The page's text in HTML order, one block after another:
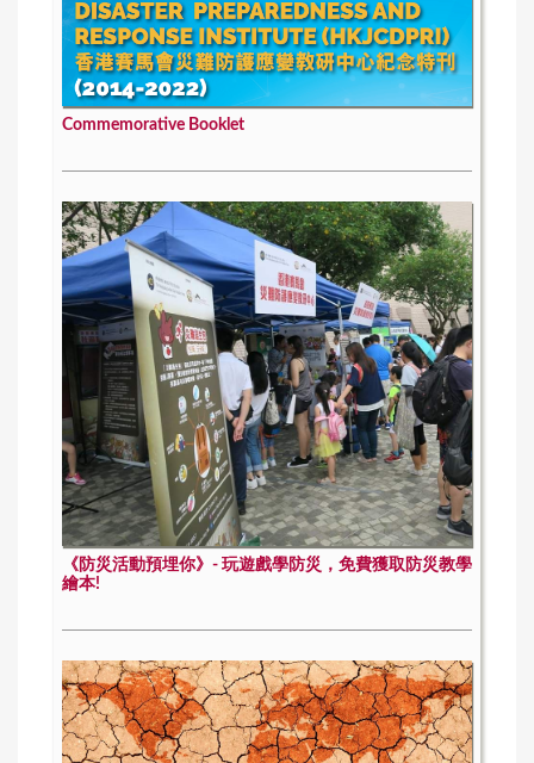
Commemorative Booklet
《防災活動預埋你》- 玩遊戲學防災，免費獲取防災教學
繪本!